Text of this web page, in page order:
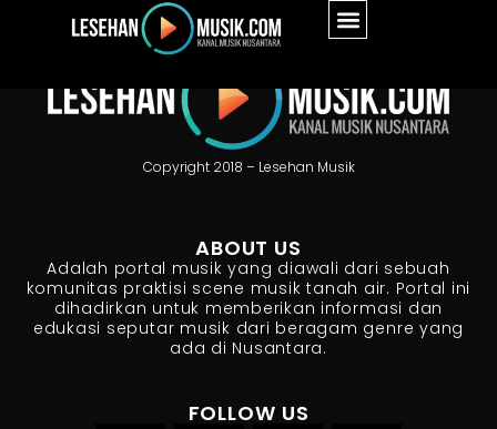
Copyright 2018 – Lesehan Musik
ABOUT US
Adalah portal musik yang diawali dari sebuah
komunitas praktisi scene musik tanah air. Portal ini
dihadirkan untuk memberikan informasi dan
edukasi seputar musik dari beragam genre yang
ada di Nusantara.
FOLLOW US